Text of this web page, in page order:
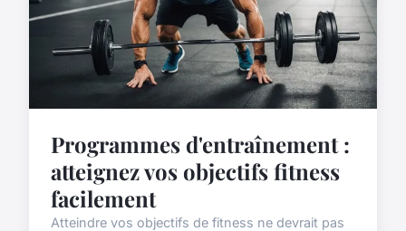
Programmes d'entraînement :
atteignez vos objectifs fitness
facilement
Atteindre vos objectifs de fitness ne devrait pas